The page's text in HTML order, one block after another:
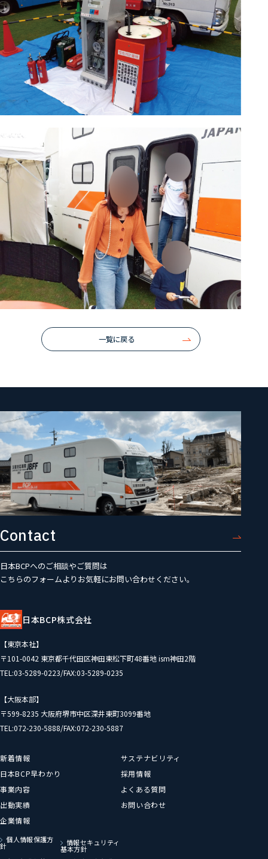
一覧に戻る
Contact
日本BCPへのご相談やご質問は
こちらのフォームよりお気軽にお問い合わせください。
日本BCP株式会社
【東京本社】
〒101-0042 東京都千代田区神田東松下町48番地 ism神田2階
TEL:03-5289-0223/FAX:03-5289-0235
【大阪本部】
〒599-8235 大阪府堺市中区深井東町3099番地
TEL:072-230-5888/FAX:072-230-5887
新着情報
日本BCP早わかり
事業内容
出動実績
企業情報
サステナビリティ
採用情報
よくある質問
お問い合わせ
個人情報保護方
針 情報セキュリティ
基本方針